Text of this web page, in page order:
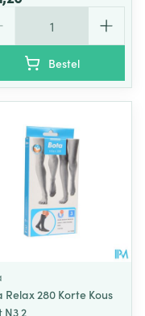
Bestel
Relax 280 Korte Kous
N3 2